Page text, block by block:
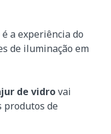
a experiência do
de iluminação em
de vidrovai
produtos de